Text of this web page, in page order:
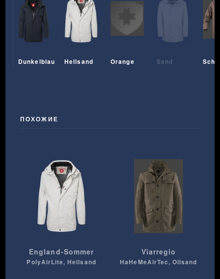
Dunkelblau Hellsand Orange Sand
ПОХОЖИЕ
England-Sommer
PolyAirLite, Hellsand
Viarregio
HaHeMeAirTec, Oilsand